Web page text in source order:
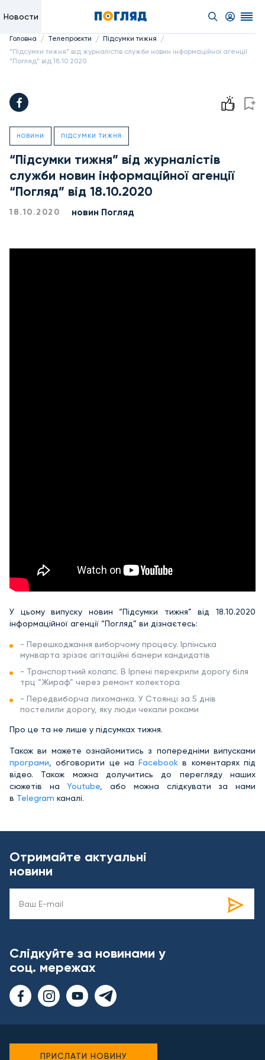
Новости
Головна / Телепроєкти / Підсумки тижня /
“Підсумки тижня” від журналістів служби новин інформаційної агенції
“Погляд” від 18.10.2020
НОВИНИ ПІДСУМКИ ТИЖНЯ
“Підсумки тижня” від журналістів
служби новин інформаційної агенції
“Погляд” від 18.10.2020
18.10.2020 новин Погляд
У цьому випуску новин “Підсумки тижня” від 18.10.2020
інформаційної агенції “Погляд” ви дізнаєтесь:
- Перешкоджання виборчому процесу. Ірпінська
мунварта зрізає агітаційні банери кандидатів
- Транспортний колапс. В Ірпені перекрили дорогу біля
трц “Жираф” через ремонт колектора
- Передвиборча лихоманка. У Стоянці за 5 днів
постелили дорогу, яку люди чекали роками
Про це та не лише у підсумках тижня.
Також ви можете ознайомитись з попередніми випусками
програми , обговорити це на Facebook в коментарях під
відео. Також можна долучитись до перегляду наших
сюжетів на Youtube , або можна слідкувати за нами
в Telegram каналі.
Отримайте актуальні
новини
Слідкуйте за новинами у
соц. мережах
ПРИСЛАТИ НОВИНУ